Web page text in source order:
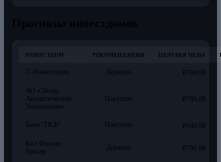
ИНВЕСТДОМ РЕКОМЕНДАЦИЯ ЦЕЛЕВАЯ ЦЕНА
Т-Инвестиции Держать ₽700,00
АО «Эйлер
Аналитические
Технологии»
Покупать ₽700,00
Банк "ПСБ" Покупать ₽940,00
Кит Финанс
Брокер
Держать ₽700,00